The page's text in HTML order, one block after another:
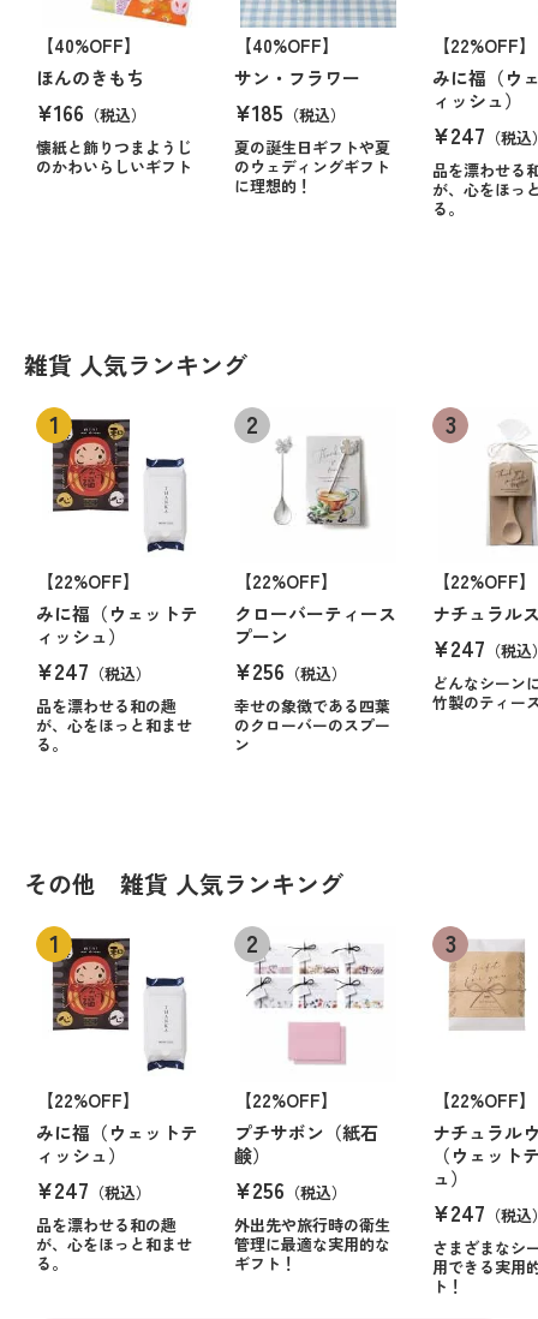
【40%OFF】
ほんのきもち
¥166 （税込）
懐紙と飾りつまようじ
のかわいらしいギフト
【40%OFF】
サン・フラワー
¥185 （税込）
夏の誕生日ギフトや夏
のウェディングギフト
に理想的！
【22%OFF】
みに福（ウ
ィッシュ）
¥247 （税
品を漂わせる
が、心をほっ
る。
雑貨 人気ランキング
【22%OFF】
みに福（ウェットテ
ィッシュ）
¥247 （税込）
品を漂わせる和の趣
が、心をほっと和ませ
る。
【22%OFF】
クローバーティース
プーン
¥256 （税込）
幸せの象徴である四葉
のクローバーのスプー
ン
【22%OFF】
ナチュラル
¥247 （税
どんなシーン
竹製のティー
その他 雑貨 人気ランキング
【22%OFF】
みに福（ウェットテ
ィッシュ）
¥247 （税込）
品を漂わせる和の趣
が、心をほっと和ませ
る。
【22%OFF】
プチサボン（紙石
鹸）
¥256 （税込）
外出先や旅行時の衛生
管理に最適な実用的な
ギフト！
【22%OFF】
ナチュラル
（ウェット
ュ）
¥247 （税
さまざまなシ
用できる実用
ト！